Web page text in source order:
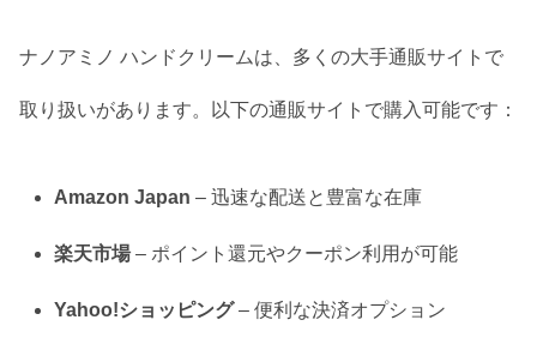
ナノアミノ ハンドクリームは、多くの大手通販サイトで
取り扱いがあります。以下の通販サイトで購入可能です：
Amazon Japan – 迅速な配送と豊富な在庫
楽天市場– ポイント還元やクーポン利用が可能
Yahoo!ショッピング– 便利な決済オプション